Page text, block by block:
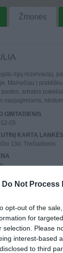
Do Not Process
opt-out of the
for
selection. Please
interest-based
to third
Žmonės
ilgų rezervacijų,
Mainyčiau į
pastos, arbatos
naujagimiams,
GIMTADIENIS
05
KARTĄ LANKĖSI
13d. Trečiadienis
25d.
: 19,Aktyvių : 0
IP